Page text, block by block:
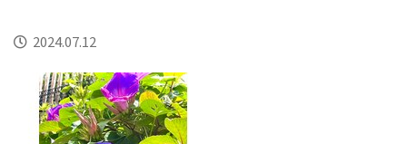
Store
Webストア
Recruit
求人情報
2024.07.12